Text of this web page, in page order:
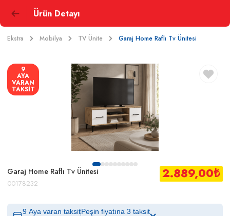
Ürün Detayı
Ekstra Mobilya TV Ünite Garaj Home Raflı Tv Ünitesi
9
AYA
VARAN
TAKSİT
Garaj Home Raflı Tv Ünitesi
00178232
2.889,00₺
9 Aya varan taksitPeşin fiyatına 3 taksit